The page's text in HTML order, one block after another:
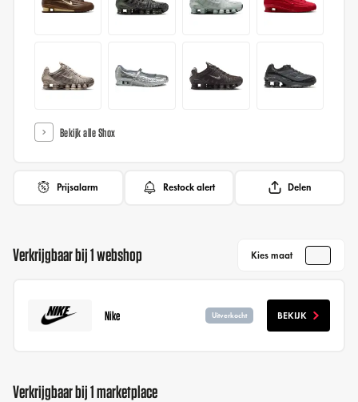
Bekijk alle Shox
Prijsalarm Restock alert Delen
Verkrijgbaar bij 1 webshop Kies maat
Nike Uitverkocht BEKIJK
Verkrijgbaar bij 1 marketplace